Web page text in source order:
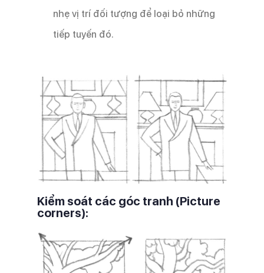
nhẹ vị trí đối tượng để loại bỏ những
tiếp tuyến đó.
Kiểm soát các góc tranh (Picture
corners):